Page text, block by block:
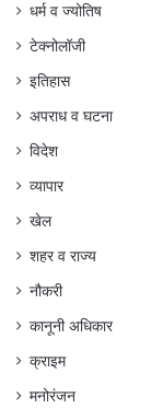
धर्म व ज्योतिष
टेक्नोलॉजी
इतिहास
अपराध व घटना
विदेश
व्यापार
खेल
शहर व राज्य
नौकरी
कानूनी अधिकार
क्राइम
मनोरंजन